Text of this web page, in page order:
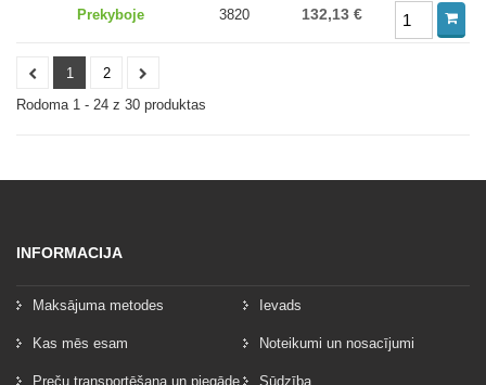
Prekyboje 3820 132,13 €
1
2
Rodoma 1 - 24 z 30 produktas
INFORMACIJA
Maksājuma metodes Ievads
Kas mēs esam Noteikumi un nosacījumi
Preču transportēšana un piegāde Sūdzība